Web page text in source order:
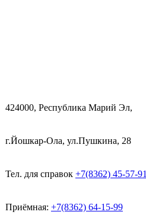
424000, Республика Марий Эл,
г.Йошкар-Ола, ул.Пушкина, 28
Тел. для справок +7(8362) 45-57-91
Приёмная: +7(8362) 64-15-99